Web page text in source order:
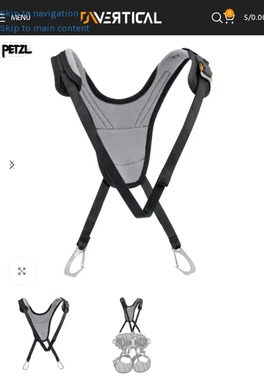
Skip to navigation
Skip to main content
MENÚ 0 S/
Clic para ampliar